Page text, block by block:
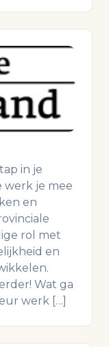
in je
werk je mee
en
rol met
en
Wat ga
werk […]